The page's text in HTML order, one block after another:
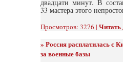
двадцати минут. В
33 мастера этого
Просмотров: 3276 | Читать
» Россия расплатилась с
за военные базы